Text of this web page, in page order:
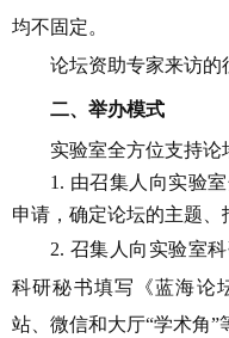
均不固定。
论坛资助专家来访的
二、举办模式
实验室全方位支持论
1. 由召集人向实验
申请，确定论坛的主题、
2. 召集人向实验室
科研秘书填写《蓝海论
站、微信和大厅“学术角”